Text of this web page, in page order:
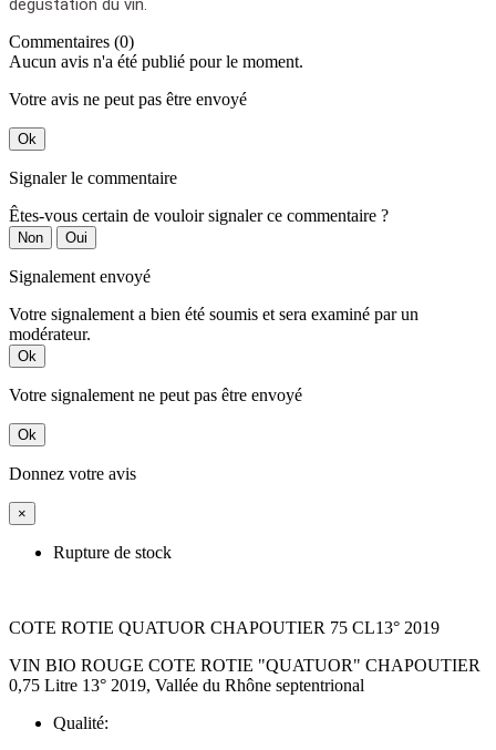
dégustation du vin.
Commentaires (0)
Aucun avis n'a été publié pour le moment.
Votre avis ne peut pas être envoyé
Ok
Signaler le commentaire
Êtes-vous certain de vouloir signaler ce commentaire ?
Non Oui
Signalement envoyé
Votre signalement a bien été soumis et sera examiné par un
modérateur.
Ok
Votre signalement ne peut pas être envoyé
Ok
Donnez votre avis
×
Rupture de stock
COTE ROTIE QUATUOR CHAPOUTIER 75 CL13° 2019
VIN BIO ROUGE COTE ROTIE "QUATUOR" CHAPOUTIER
0,75 Litre 13° 2019, Vallée du Rhône septentrional
Qualité: